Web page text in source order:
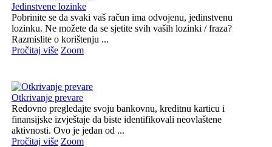
Jedinstvene lozinke
Pobrinite se da svaki vaš račun ima odvojenu, jedinstvenu
lozinku. Ne možete da se sjetite svih vaših lozinki / fraza?
Razmislite o korištenju ...
Pročitaj više Zoom
Otkrivanje prevare
Redovno pregledajte svoju bankovnu, kreditnu karticu i
finansijske izvještaje da biste identifikovali neovlaštene
aktivnosti. Ovo je jedan od ...
Pročitaj više Zoom